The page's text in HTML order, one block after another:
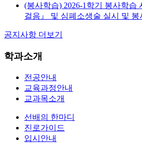
(봉사학습) 2026-1학기 봉사학습
걸음』 및 심폐소생술 실시 및 봉
공지사항 더보기
학과소개
전공안내
교육과정안내
교과목소개
선배의 한마디
진로가이드
입시안내